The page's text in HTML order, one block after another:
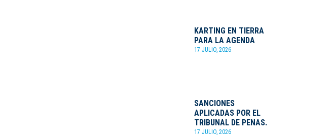
KARTING EN TIERRA
PARA LA AGENDA
17 JULIO, 2026
SANCIONES
APLICADAS POR EL
TRIBUNAL DE PENAS.
17 JULIO, 2026